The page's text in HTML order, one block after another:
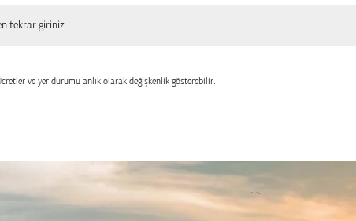
tekrar giriniz.
ve yer durumu anlık olarak değişkenlik gösterebilir.